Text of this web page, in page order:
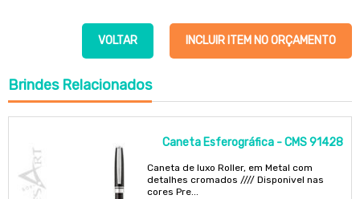
INCLUIR ITEM NO ORÇAMENTO
VOLTAR
BrindesRelacionados
Caneta Esferográfica - CMS 91428
Caneta de luxo Roller, em Metal com
detalhes cromados //// Disponivel nas
cores Pre...